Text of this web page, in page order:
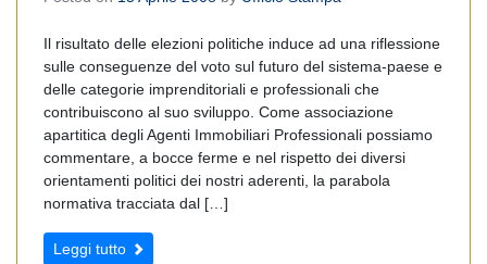
Il risultato delle elezioni politiche induce ad una riflessione
sulle conseguenze del voto sul futuro del sistema-paese e
delle categorie imprenditoriali e professionali che
contribuiscono al suo sviluppo. Come associazione
apartitica degli Agenti Immobiliari Professionali possiamo
commentare, a bocce ferme e nel rispetto dei diversi
orientamenti politici dei nostri aderenti, la parabola
normativa tracciata dal […]
Leggi tutto